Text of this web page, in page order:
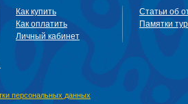
Как купить
Как оплатить
Личный кабинет
Статьи об
Памятки
персональных данных